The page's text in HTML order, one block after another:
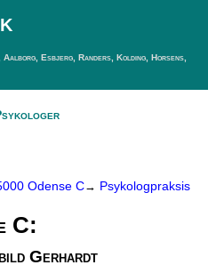
Aalborg, Esbjerg, Randers, Kolding, Horsens,
Odense C→ Psykologpraksis
C:
Gerhardt